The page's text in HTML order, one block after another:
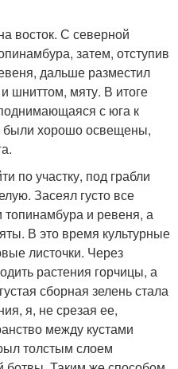
восток. С северной
затем, отступив
дальше разместил
шниттом, мяту. В итоге
с юга к
были хорошо освещены,
по участку, под грабли
Засеял густо все
топинамбура и ревеня, а
В это время культурные
листочки. Через
растения горчицы, а
сборная зелень стала
я, не срезая ее,
между кустами
толстым слоем